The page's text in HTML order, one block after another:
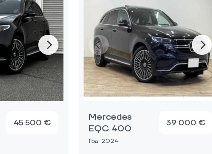
45 500 €
Mercedes
EQC 400
Год: 2024
39 000 €